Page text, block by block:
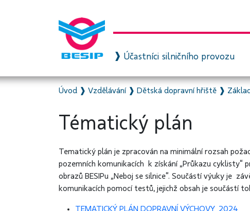
Účastníci silničního provozu
Úvod ❱ Vzdělávání❱ Dětská dopravní hřiště ❱
Tématický plán
Tematický plán je zpracován na minimální rozsah
pozemních komunikacích k získání „Průkazu
obrazů BESIPu „Neboj se silnice“. Součástí výuky je
komunikacích pomocí testů, jejichž obsah je součástí
TEMATICKÝ PLÁN DOPRAVNÍ VÝCHOVY_2024